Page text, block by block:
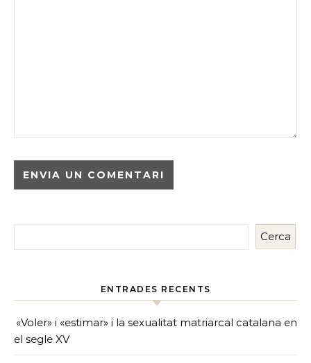
Cerca
ENTRADES RECENTS
«Voler» i «estimar» i la sexualitat matriarcal catalana en
el segle XV